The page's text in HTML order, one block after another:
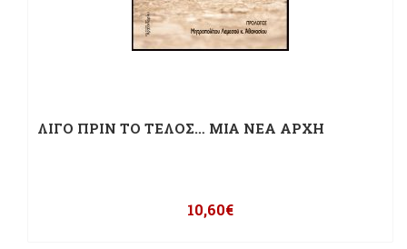
ΛΙΓΟ ΠΡΙΝ ΤΟ ΤΕΛΟΣ… ΜΙΑ ΝΕΑ ΑΡΧΗ
10,60€